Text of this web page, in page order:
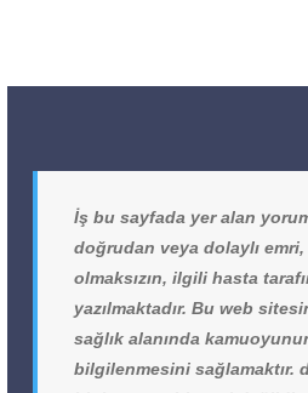
İş bu sayfada yer alan
doğrudan veya dolaylı
olmaksızın, ilgili hasta
yazılmaktadır. Bu web
sağlık alanında
bilgilenmesini sağlamaktır.